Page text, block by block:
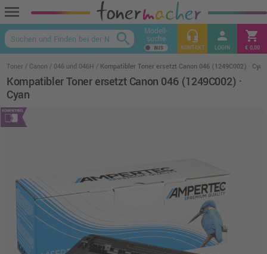
menu
keyboard_arrow_up
search Modell-
suche headset_mic
KONTAKT
person
LOGIN
shopping_cart
€ 0,00
Toner Canon 046 und 046H Kompatibler Toner ersetzt Canon 046 (1249C002) · Cyan
Kompatibler Toner ersetzt Canon 046 (1249C002) ·
Cyan